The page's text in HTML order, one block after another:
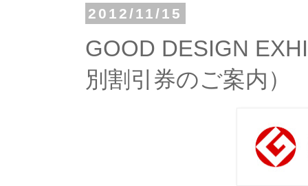
2012/11/15
GOOD DESIGN
別割引券のご案内）